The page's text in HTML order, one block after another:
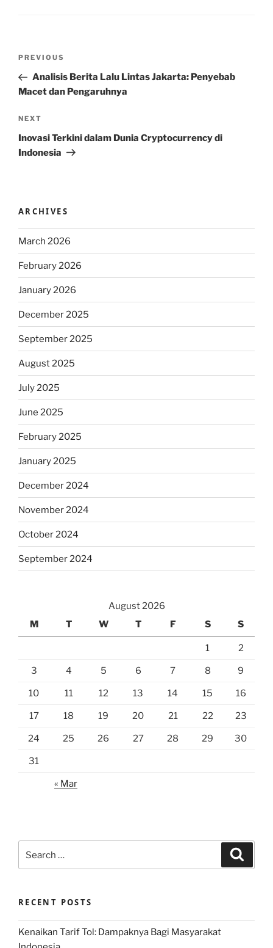
Previous
Post
PREVIOUS
Analisis Berita Lalu Lintas Jakarta: Penyebab
Macet dan Pengaruhnya
Next
Post
NEXT
Inovasi Terkini dalam Dunia Cryptocurrency di
Indonesia
ARCHIVES
March 2026
February 2026
January 2026
December 2025
September 2025
August 2025
July 2025
June 2025
February 2025
January 2025
December 2024
November 2024
October 2024
September 2024
August 2026
M
T W T F S S
1 2
3 4 5 6 7 8 9
10 11 12 13 14 15 16
17 18 19 20 21 22 23
24 25 26 27 28 29 30
31
« Mar
for:
RECENT POSTS
Kenaikan Tarif Tol: Dampaknya Bagi Masyarakat